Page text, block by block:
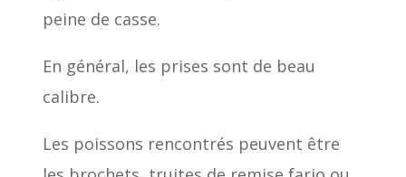
peine de casse.
En général, les prises sont de beau
calibre.
Les poissons rencontrés peuvent être